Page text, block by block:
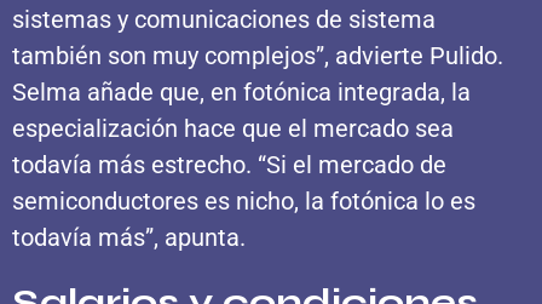
sistemas y comunicaciones de sistema
también son muy complejos”, advierte Pulido.
Selma añade que, en fotónica integrada, la
especialización hace que el mercado sea
todavía más estrecho. “Si el mercado de
semiconductores es nicho, la fotónica lo es
todavía más”, apunta.